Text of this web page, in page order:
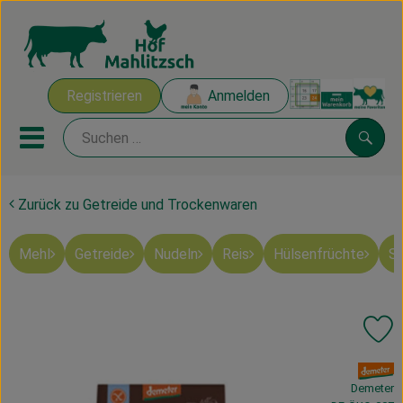
Registrieren Anmelden
Mobiles Menu öffnen oder
Ökokisten
Mahlitzscher Produkte
Zurück zu Getreide und Trockenwaren
Mehl Getreide Nudeln Reis Hülsenfrüchte
, Verband:
Demeter